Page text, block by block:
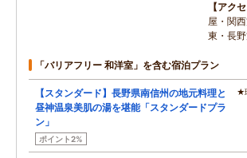
アク
屋・関
東・長野
「バリアフリー 和洋室」を含む宿泊プラン
【スタンダード】長野県南信州の地元料理と
昼神温泉美肌の湯を堪能「スタンダードプラ
ン」
ポイント2%
★